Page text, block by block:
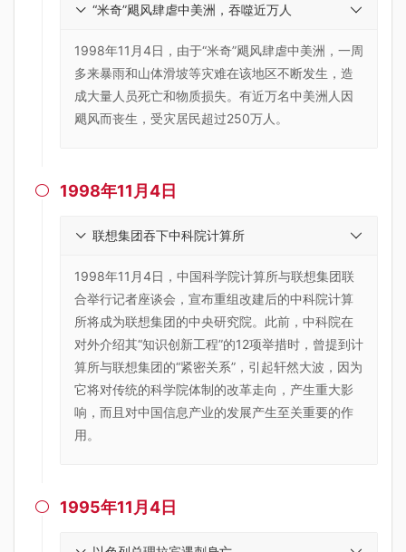
“米奇”飓风肆虐中美洲，吞噬近万人
1998年11月4日，由于“米奇”飓风肆虐中美洲，一周
多来暴雨和山体滑坡等灾难在该地区不断发生，造
成大量人员死亡和物质损失。有近万名中美洲人因
飓风而丧生，受灾居民超过250万人。
 1998年11月4日
联想集团吞下中科院计算所
1998年11月4日，中国科学院计算所与联想集团联
合举行记者座谈会，宣布重组改建后的中科院计算
所将成为联想集团的中央研究院。此前，中科院在
对外介绍其“知识创新工程”的12项举措时，曾提到计
算所与联想集团的“紧密关系”，引起轩然大波，因为
它将对传统的科学院体制的改革走向，产生重大影
响，而且对中国信息产业的发展产生至关重要的作
用。
 1995年11月4日